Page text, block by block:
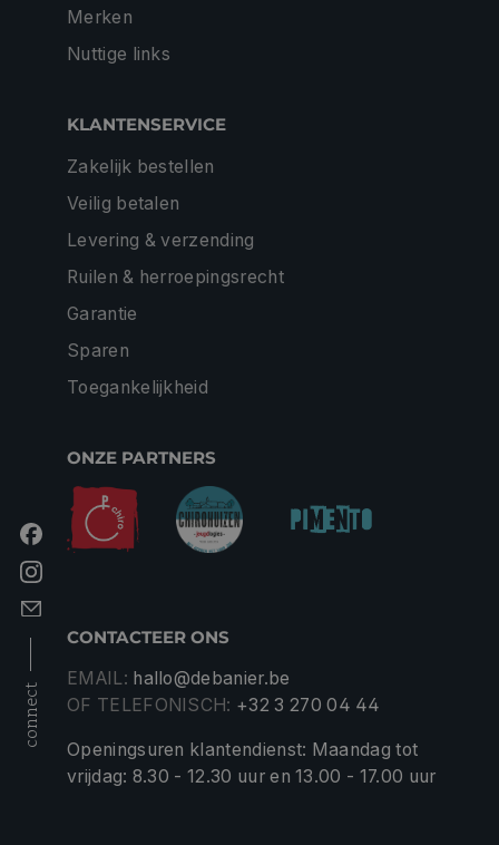
connect
Merken
Nuttige links
KLANTENSERVICE
Zakelijk bestellen
Veilig betalen
Levering & verzending
Ruilen & herroepingsrecht
Garantie
Sparen
Toegankelijkheid
ONZE PARTNERS
CONTACTEER ONS
EMAIL: hallo@debanier.be
OF TELEFONISCH: +32 3 270 04 44
Openingsuren klantendienst: Maandag tot
vrijdag: 8.30 - 12.30 uur en 13.00 - 17.00 uur